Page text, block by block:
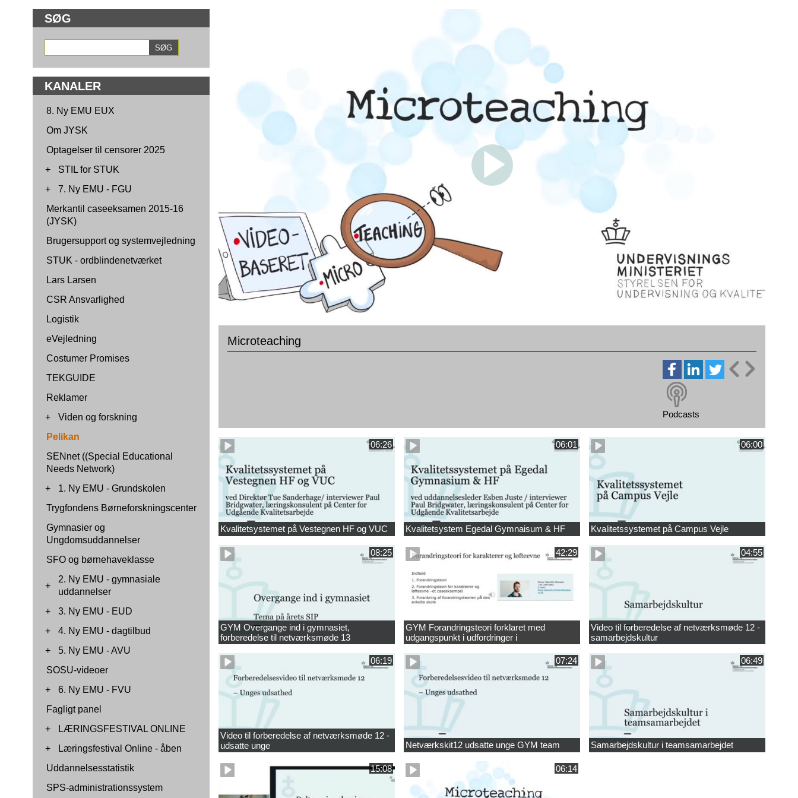
SØG
KANALER
8. Ny EMU EUX
Om JYSK
Optagelser til censorer 2025
+
STIL for STUK
+
7. Ny EMU - FGU
Merkantil caseeksamen 2015-16
(JYSK)
Brugersupport og systemvejledning
STUK - ordblindenetværket
Lars Larsen
CSR Ansvarlighed
Logistik
eVejledning
Costumer Promises
TEKGUIDE
Reklamer
+
Viden og forskning
Pelikan
SENnet ((Special Educational
Needs Network)
+
1. Ny EMU - Grundskolen
Trygfondens Børneforskningscenter
Gymnasier og
Ungdomsuddannelser
SFO og børnehaveklasse
+
2. Ny EMU - gymnasiale
uddannelser
+
3. Ny EMU - EUD
+
4. Ny EMU - dagtilbud
+
5. Ny EMU - AVU
SOSU-videoer
+
6. Ny EMU - FVU
Fagligt panel
+
LÆRINGSFESTIVAL ONLINE
+
Læringsfestival Online - åben
Uddannelsesstatistik
SPS-administrationssystem
Microteaching
Podcasts
06:26
Kvalitetsystemet på Vestegnen HF og VUC
06:01
Kvalitetsystem Egedal Gymnaisum & HF
06:00
Kvalitetssystemet på Campus Vejle
08:25
GYM Overgange ind i gymnasiet,
forberedelse til netværksmøde 13
42:29
GYM Forandringsteori forklaret med
udgangspunkt i udfordringer i
socioøkonomisk løfteevne
04:55
Video til forberedelse af netværksmøde 12 -
samarbejdskultur
06:19
Video til forberedelse af netværksmøde 12 -
udsatte unge
07:24
Netværkskit12 udsatte unge GYM team
06:49
Samarbejdskultur i teamsamarbejdet
15:08 06:14